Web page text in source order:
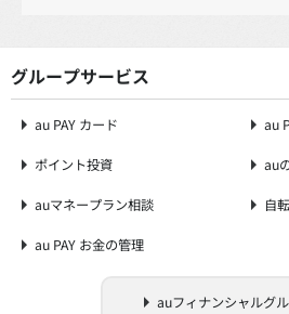
グループサービス
au PAY カード au
ポイント投資 au
auマネープラン相談 自
au PAY お金の管理
auフィナンシャルグ